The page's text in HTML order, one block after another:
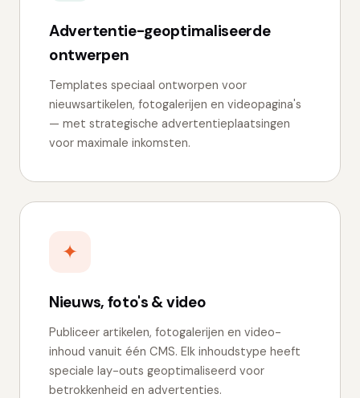
Advertentie-geoptimaliseerde
ontwerpen
Templates speciaal ontworpen voor
nieuwsartikelen, fotogalerijen en videopagina's
— met strategische advertentieplaatsingen
voor maximale inkomsten.
✦
Nieuws, foto's & video
Publiceer artikelen, fotogalerijen en video-
inhoud vanuit één CMS. Elk inhoudstype heeft
speciale lay-outs geoptimaliseerd voor
betrokkenheid en advertenties.